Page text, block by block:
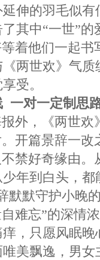
伸的羽毛似
其中“一世”
着他们一起书
两世欢》气
受。
一对一定制思
，《两世欢
开篇景辞一
禁好奇缘由。
年到白头，
默默守护小晚
难忘”的深情
，只愿风眠
美飘逸，男女